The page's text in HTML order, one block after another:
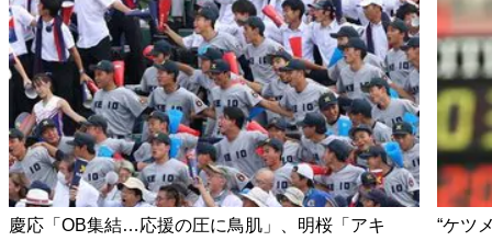
慶応「OB集結…応援の圧に鳥肌」、明桜「アキ
“ケツ